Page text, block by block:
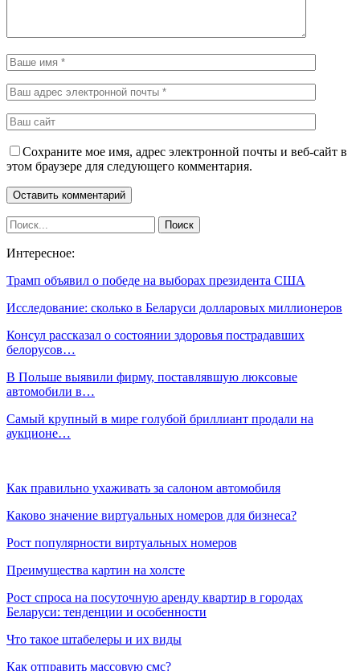
Сохраните мое имя, адрес электронной почты и веб-сайт в
этом браузере для следующего комментария.
Интересное:
Трамп объявил о победе на выборах президента США
Исследование: сколько в Беларуси долларовых миллионеров
Консул рассказал о состоянии здоровья пострадавших
белорусов…
В Польше выявили фирму, поставлявшую люксовые
автомобили в…
Самый крупный в мире голубой бриллиант продали на
аукционе…
Как правильно ухаживать за салоном автомобиля
Каково значение виртуальных номеров для бизнеса?
Рост популярности виртуальных номеров
Преимущества картин на холсте
Рост спроса на посуточную аренду квартир в городах
Беларуси: тенденции и особенности
Что такое штабелеры и их виды
Как отправить массовую смс?